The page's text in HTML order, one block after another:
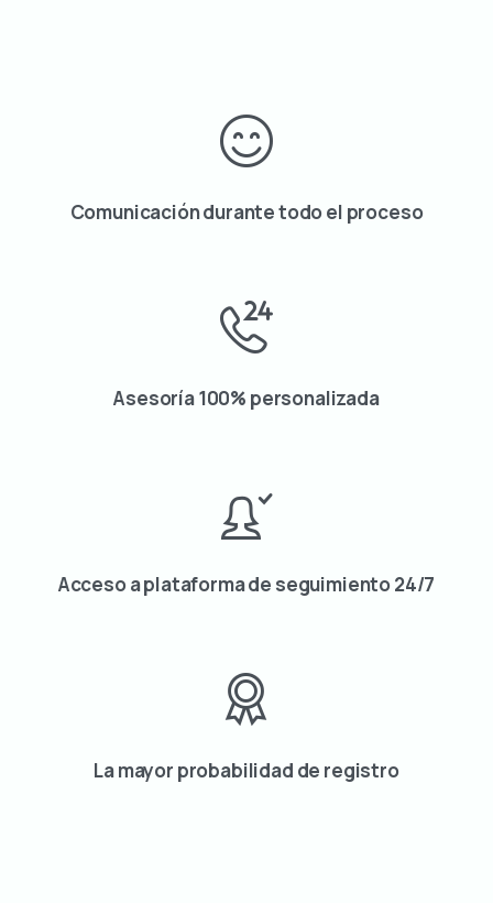
Comunicación durante todo el proceso
Asesoría 100% personalizada
Acceso a plataforma de seguimiento 24/7
La mayor probabilidad de registro